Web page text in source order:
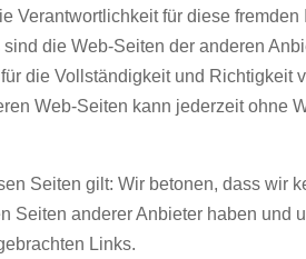
Verantwortlichkeit für diese
die Web-Seiten der anderen
die Vollständigkeit und
Web-Seiten kann jederzeit ohne
Seiten gilt: Wir betonen, dass wir
Seiten anderer Anbieter haben
Links.